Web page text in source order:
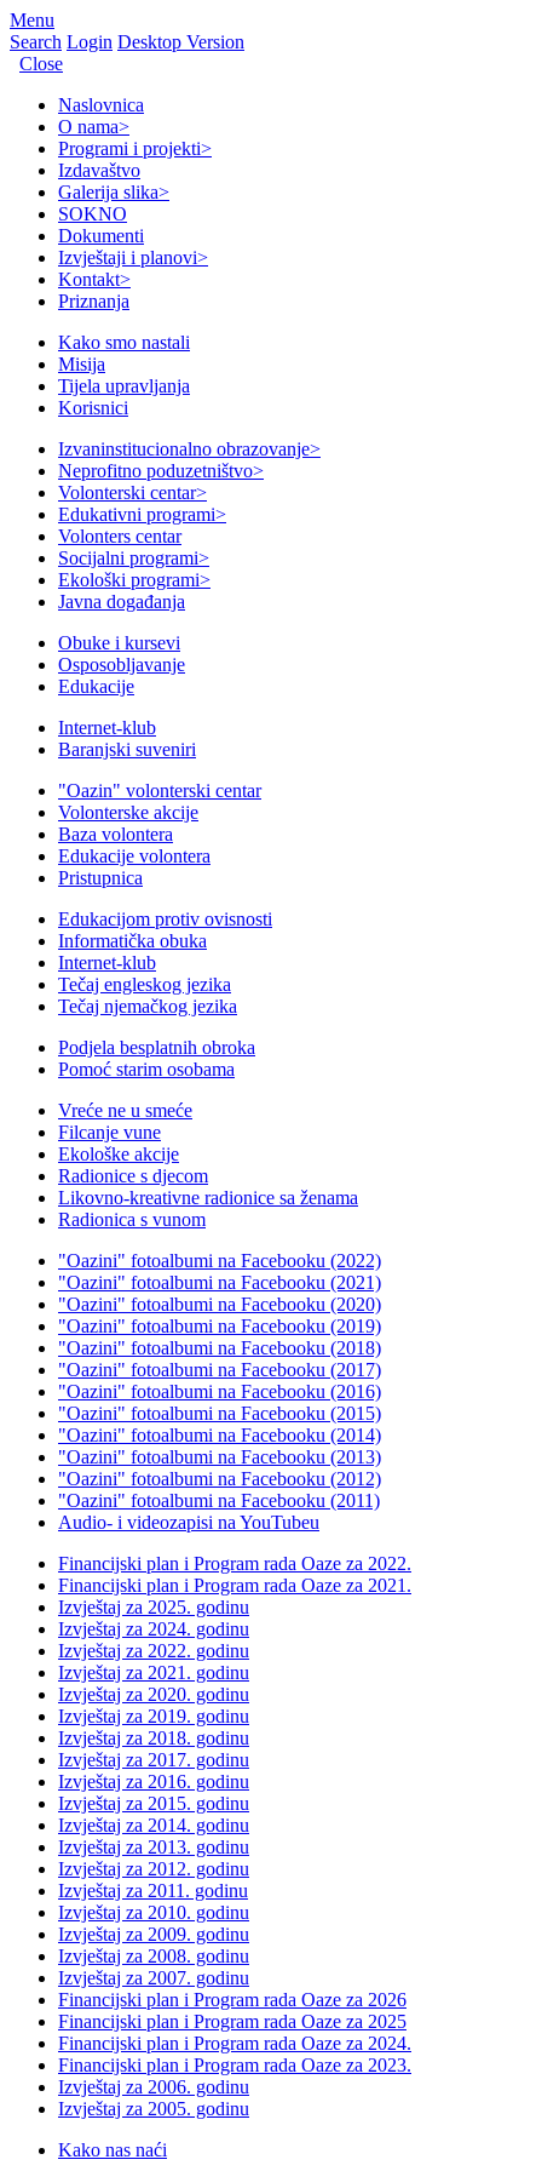
Menu
Search Login Desktop Version
Close
Naslovnica
O nama>
Programi i projekti>
Izdavaštvo
Galerija slika>
SOKNO
Dokumenti
Izvještaji i planovi>
Kontakt>
Priznanja
Kako smo nastali
Misija
Tijela upravljanja
Korisnici
Izvaninstitucionalno obrazovanje>
Neprofitno poduzetništvo>
Volonterski centar>
Edukativni programi>
Volonters centar
Socijalni programi>
Ekološki programi>
Javna događanja
Obuke i kursevi
Osposobljavanje
Edukacije
Internet-klub
Baranjski suveniri
"Oazin" volonterski centar
Volonterske akcije
Baza volontera
Edukacije volontera
Pristupnica
Edukacijom protiv ovisnosti
Informatička obuka
Internet-klub
Tečaj engleskog jezika
Tečaj njemačkog jezika
Podjela besplatnih obroka
Pomoć starim osobama
Vreće ne u smeće
Filcanje vune
Ekološke akcije
Radionice s djecom
Likovno-kreativne radionice sa ženama
Radionica s vunom
"Oazini" fotoalbumi na Facebooku (2022)
"Oazini" fotoalbumi na Facebooku (2021)
"Oazini" fotoalbumi na Facebooku (2020)
"Oazini" fotoalbumi na Facebooku (2019)
"Oazini" fotoalbumi na Facebooku (2018)
"Oazini" fotoalbumi na Facebooku (2017)
"Oazini" fotoalbumi na Facebooku (2016)
"Oazini" fotoalbumi na Facebooku (2015)
"Oazini" fotoalbumi na Facebooku (2014)
"Oazini" fotoalbumi na Facebooku (2013)
"Oazini" fotoalbumi na Facebooku (2012)
"Oazini" fotoalbumi na Facebooku (2011)
Audio- i videozapisi na YouTubeu
Financijski plan i Program rada Oaze za 2022.
Financijski plan i Program rada Oaze za 2021.
Izvještaj za 2025. godinu
Izvještaj za 2024. godinu
Izvještaj za 2022. godinu
Izvještaj za 2021. godinu
Izvještaj za 2020. godinu
Izvještaj za 2019. godinu
Izvještaj za 2018. godinu
Izvještaj za 2017. godinu
Izvještaj za 2016. godinu
Izvještaj za 2015. godinu
Izvještaj za 2014. godinu
Izvještaj za 2013. godinu
Izvještaj za 2012. godinu
Izvještaj za 2011. godinu
Izvještaj za 2010. godinu
Izvještaj za 2009. godinu
Izvještaj za 2008. godinu
Izvještaj za 2007. godinu
Financijski plan i Program rada Oaze za 2026
Financijski plan i Program rada Oaze za 2025
Financijski plan i Program rada Oaze za 2024.
Financijski plan i Program rada Oaze za 2023.
Izvještaj za 2006. godinu
Izvještaj za 2005. godinu
Kako nas naći